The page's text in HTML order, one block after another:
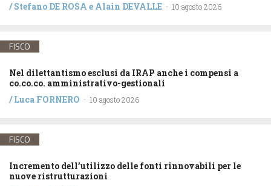
/Stefano DE ROSA e Alain DEVALLE - 10 agosto 2026
FISCO
Nel dilettantismo esclusi da IRAP anche i compensi a
co.co.co. amministrativo-gestionali
/Luca FORNERO - 10 agosto 2026
FISCO
Incremento dell’utilizzo delle fonti rinnovabili per le
nuove ristrutturazioni